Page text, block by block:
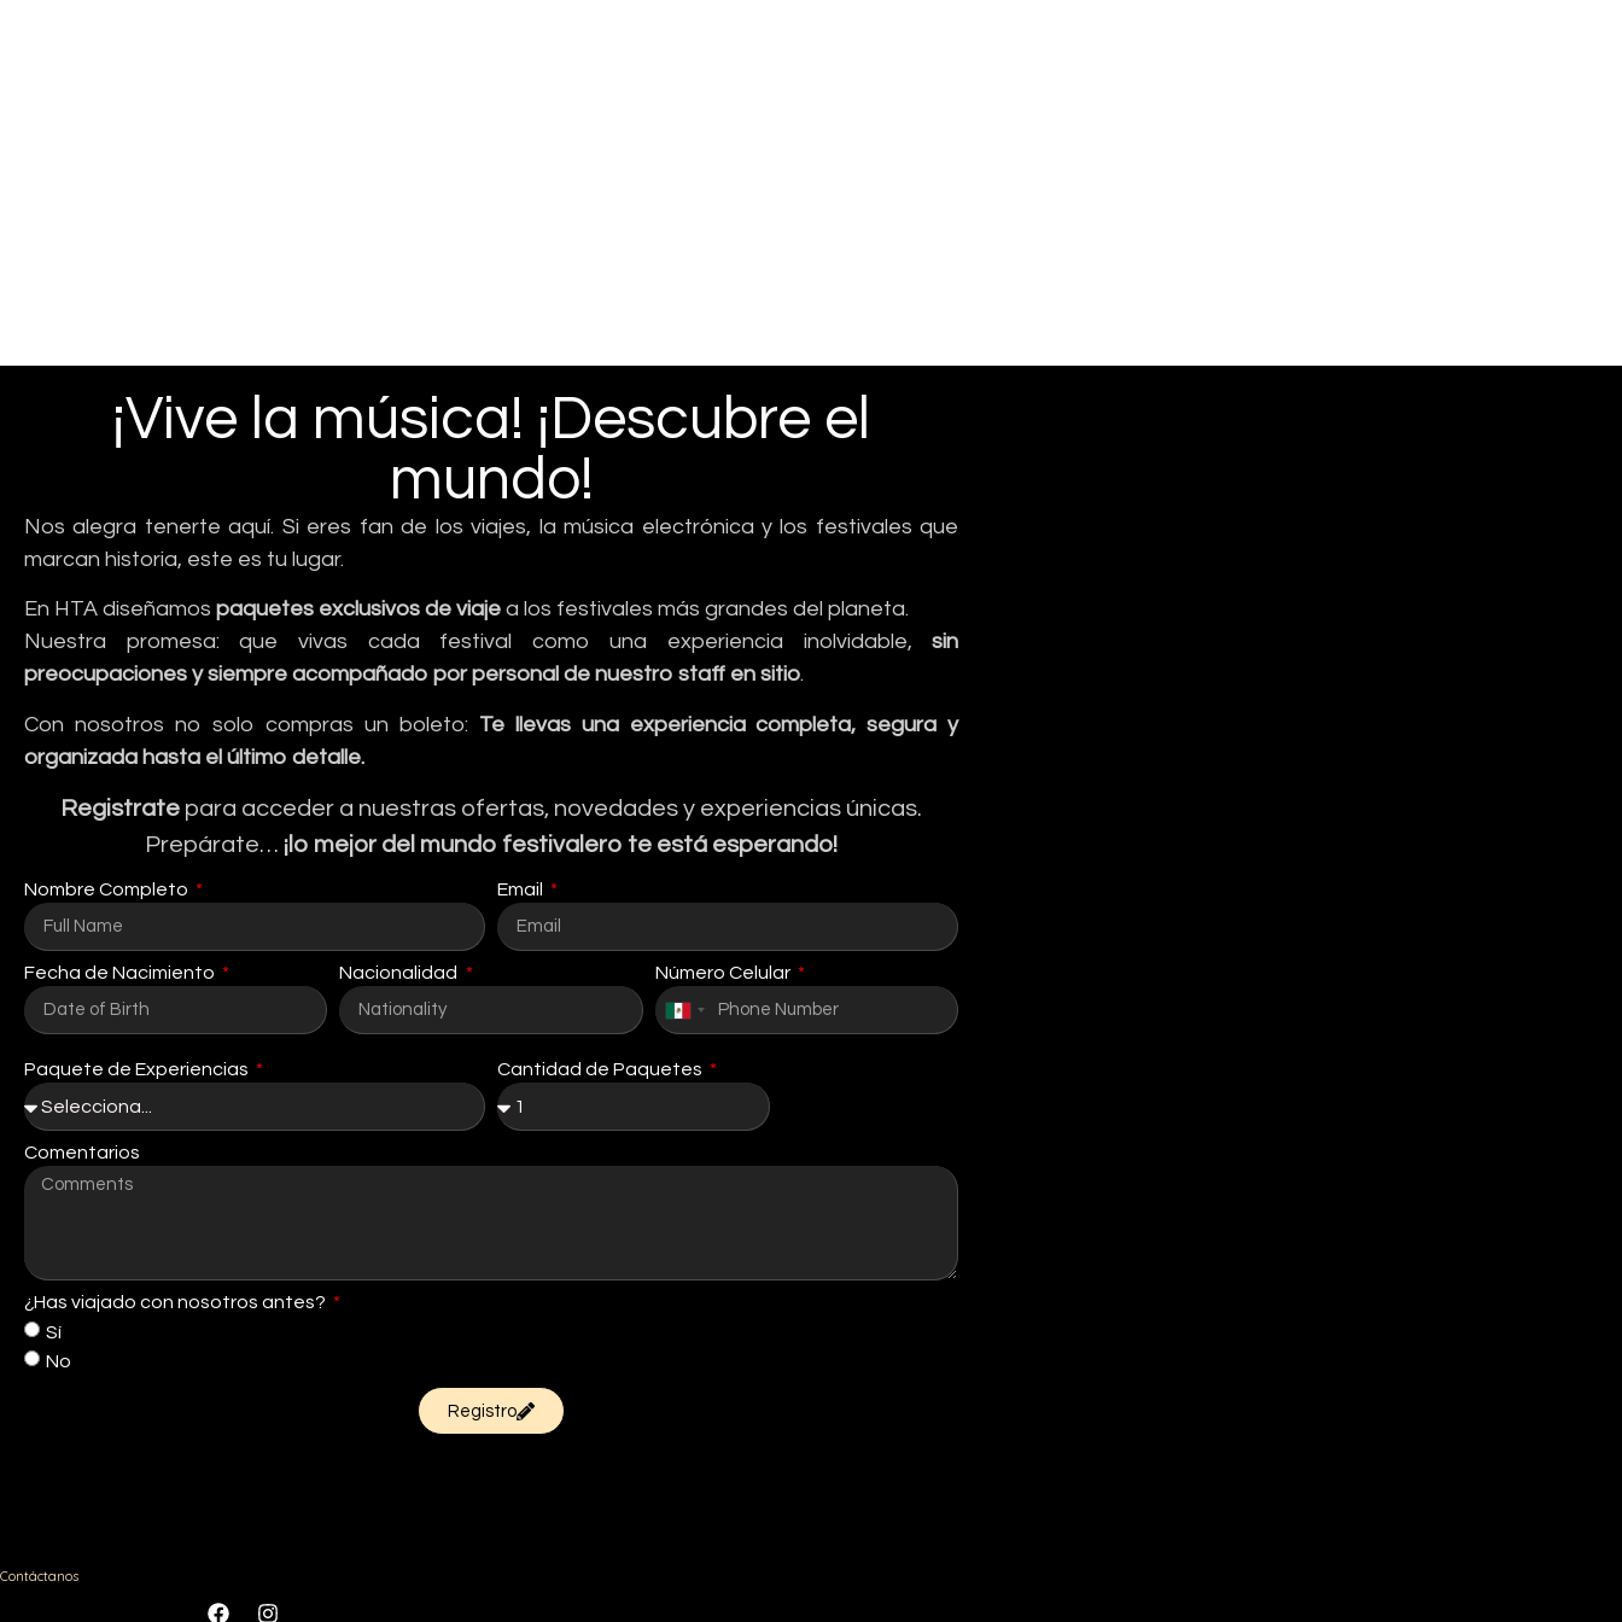
¡Vive la música! ¡Descubre el
mundo!
Nos alegra tenerte aquí. Si eres fan de los viajes, la música electrónica y los festivales que
marcan historia, este es tu lugar.
En HTA diseñamos paquetes exclusivos de viaje a los festivales más grandes del planeta.
Nuestra promesa: que vivas cada festival como una experiencia inolvidable,sin
preocupaciones y siempre acompañado por personal de nuestro staff en sitio.
Con nosotros no solo compras un boleto: Te llevas una experiencia completa, segura y
organizada hasta el último detalle.
Registrate para acceder a nuestras ofertas, novedades y experiencias únicas.
Prepárate… ¡lo mejor del mundo festivalero te está esperando!
Nombre Completo Email
Fecha de Nacimiento Nacionalidad Número Celular
Mexico
Paquete de Experiencias Cantidad de Paquetes
Comentarios
¿Has viajado con nosotros antes?
Sí
No
Registro
Contáctanos